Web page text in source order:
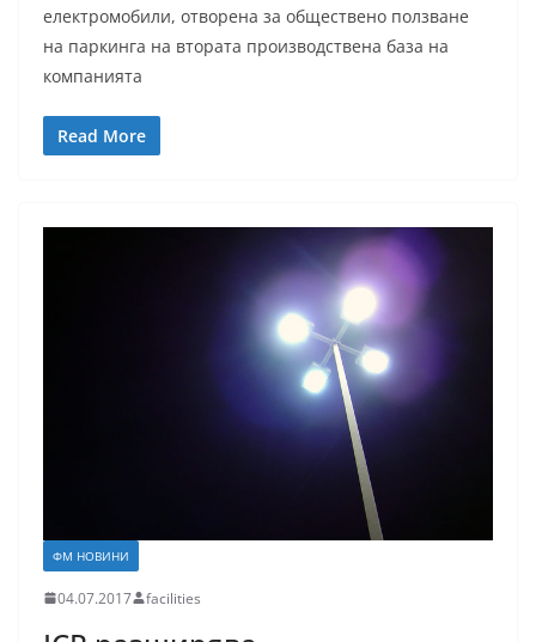
електромобили, отворена за обществено ползване
на паркинга на втората производствена база на
компанията
Read More
ФМ НОВИНИ
04.07.2017 facilities